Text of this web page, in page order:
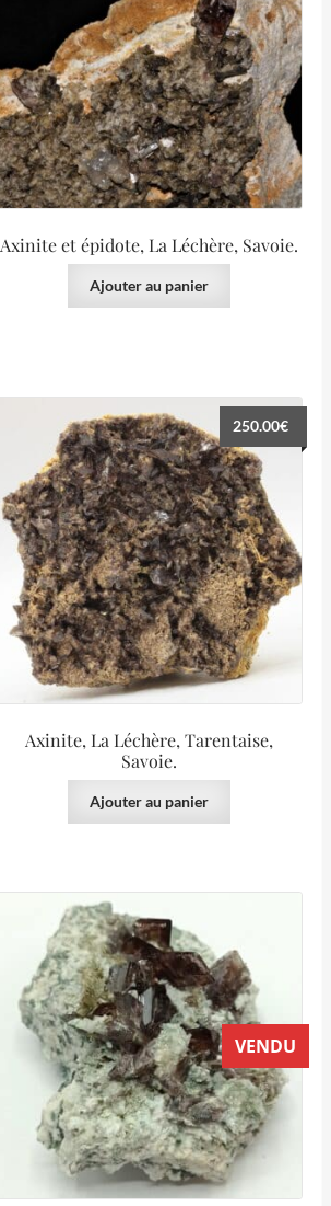
Axinite et épidote, La Léchère, Savoie.
Ajouter au panier
Axinite, La Léchère, Tarentaise,
Savoie.
250.00€
Ajouter au panier
VENDU